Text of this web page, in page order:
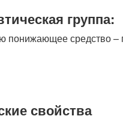
группа:
понижающее средство –
свойства